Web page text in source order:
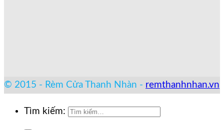
© 2015 - Rèm Cửa Thanh Nhàn - remthanhnhan.vn
Tìm kiếm: